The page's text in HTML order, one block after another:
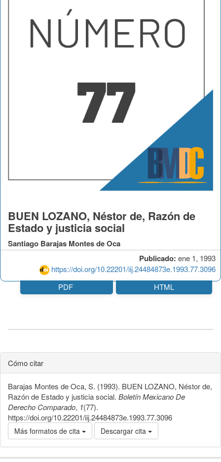
Publicado: ene 1, 1993
https://doi.org/10.22201/iij.24484873e.1993.77.3096
BUEN LOZANO, Néstor de, Razón de
Estado y justicia social
Santiago Barajas Montes de Oca
PDF HTML
Cómo citar
Barajas Montes de Oca, S. (1993). BUEN LOZANO, Néstor de,
Razón de Estado y justicia social. Boletín Mexicano De
Derecho Comparado, 1(77).
https://doi.org/10.22201/iij.24484873e.1993.77.3096
Más formatos de cita Descargar cita